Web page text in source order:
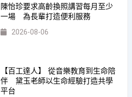
陳怡珍要求高齡換照講習每月至少
一場 為長輩打造便利服務
2026-08-06
【百工達人】 從音樂教育到生命陪
伴 黛玉老師以生命經驗打造共學
平台